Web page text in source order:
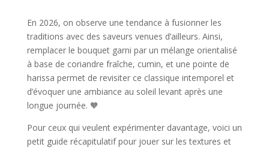
En 2026, on observe une tendance à fusionner les
traditions avec des saveurs venues d’ailleurs. Ainsi,
remplacer le bouquet garni par un mélange orientalisé
à base de coriandre fraîche, cumin, et une pointe de
harissa permet de revisiter ce classique intemporel et
d’évoquer une ambiance au soleil levant après une
longue journée. 🧡
Pour ceux qui veulent expérimenter davantage, voici un
petit guide récapitulatif pour jouer sur les textures et